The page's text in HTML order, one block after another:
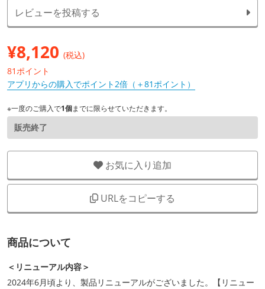
レビューを投稿する
¥8,120 (税込)
81ポイント
アプリからの購入でポイント2倍（＋81ポイント）
※一度のご購入で1個までに限らせていただきます。
販売終了
お気に入り追加
URLをコピーする
商品について
＜リニューアル内容＞
2024年6月頃より、製品リニューアルがございました。【リニュー